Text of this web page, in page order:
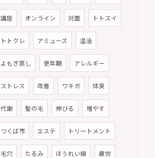
講座 オンライン 対面 トトスイ
トトクレ アミューズ 温活
よもぎ蒸し 更年期 アレルギー
ストレス 改善 ワキガ 体臭
代謝 髪の毛 伸びる 増やす
つくば市 エステ トリートメント
毛穴 たるみ ほうれい線 疲労